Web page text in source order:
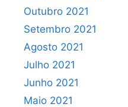
Outubro 2021
Setembro 2021
Agosto 2021
Julho 2021
Junho 2021
Maio 2021